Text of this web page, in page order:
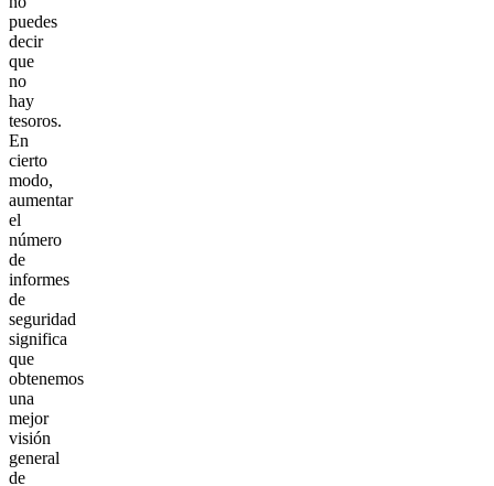
puedes
decir
que
no
hay
tesoros.
En
cierto
modo,
aumentar
el
número
de
informes
de
seguridad
significa
que
obtenemos
una
mejor
visión
general
de